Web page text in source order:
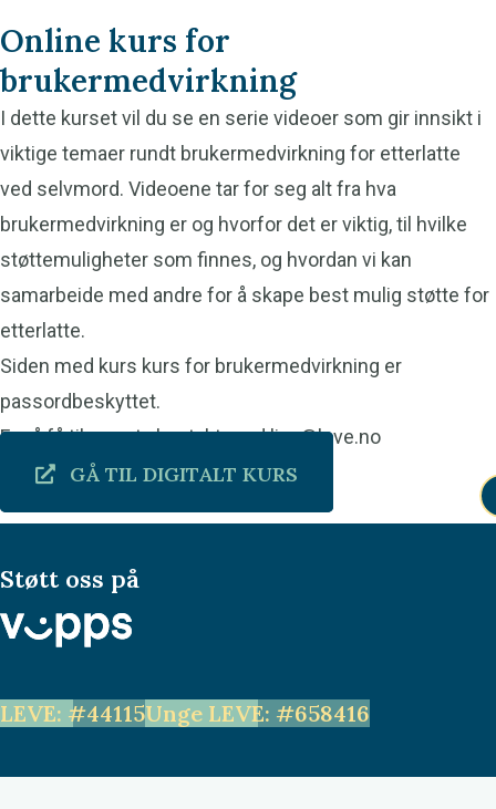
Online kurs for
brukermedvirkning
I dette kurset vil du se en serie videoer som gir innsikt i
viktige temaer rundt brukermedvirkning for etterlatte
ved selvmord. Videoene tar for seg alt fra hva
brukermedvirkning er og hvorfor det er viktig, til hvilke
støttemuligheter som finnes, og hvordan vi kan
samarbeide med andre for å skape best mulig støtte for
etterlatte.
Siden med kurs kurs for brukermedvirkning er
passordbeskyttet.
For å få tilgang, ta kontakt med lisa@leve.no
GÅ TIL DIGITALT KURS
Støtt oss på
LEVE: #44115Unge LEVE: #658416